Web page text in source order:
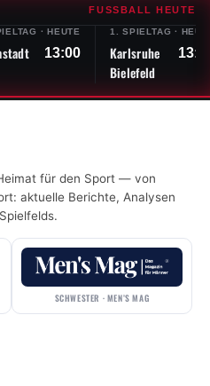
FUSSBALL HEUTE
·HEUTE
13:00
1. SPIELTAG ·
Karlsruhe
Bielefeld
für den Sport — von
aktuelle Berichte, Analysen
SCHWESTER · MEN’S MAG